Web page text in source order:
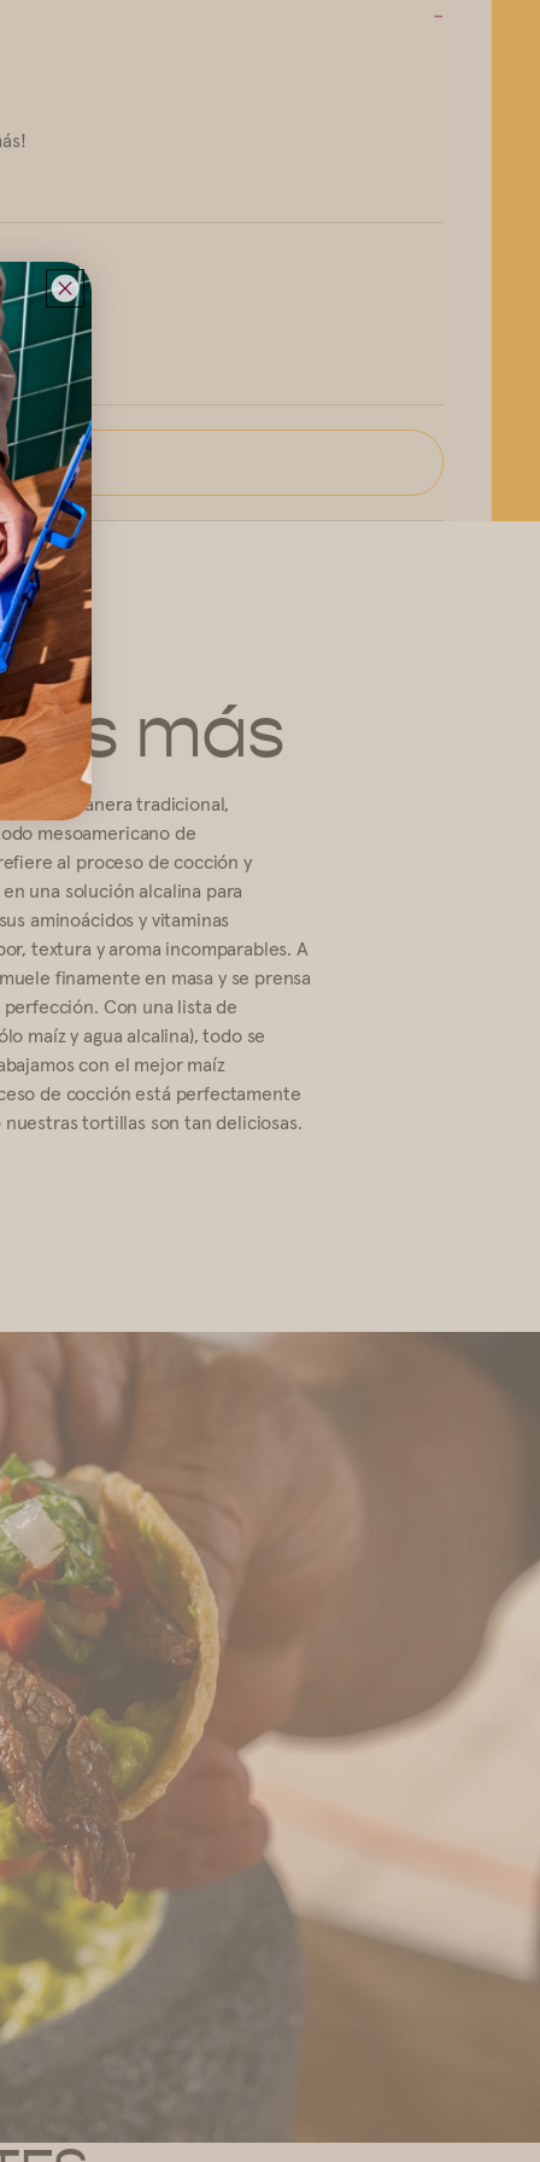
-
es más
de manera tradicional,
mesoamericano de
al proceso de cocción y
una solución alcalina para
aminoácidos y vitaminas
textura y aroma incomparables. A
finamente en masa y se prensa
Con una lista de
maíz y agua alcalina), todo se
con el mejor maíz
de cocción está perfectamente
tortillas son tan deliciosas.